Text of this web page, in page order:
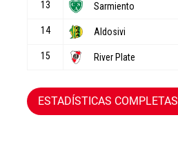
ESTADÍSTICAS COMPLETAS